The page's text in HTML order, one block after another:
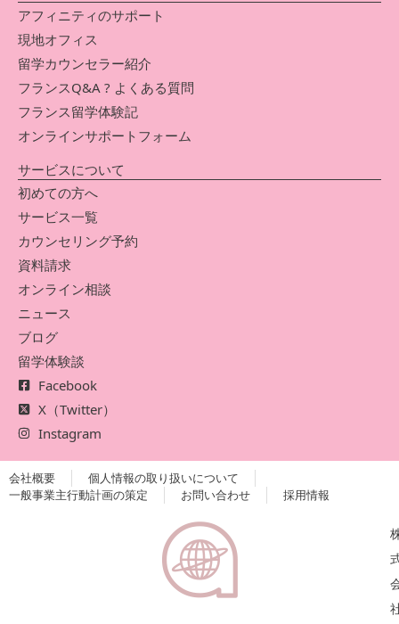
アフィニティのサポート
現地オフィス
留学カウンセラー紹介
フランスQ&A ? よくある質問
フランス留学体験記
オンラインサポートフォーム
サービスについて
初めての方へ
サービス一覧
カウンセリング予約
資料請求
オンライン相談
ニュース
ブログ
留学体験談
Facebook
X（Twitter）
Instagram
会社概要
個人情報の取り扱いについて
一般事業主行動計画の策定
お問い合わせ 採用情報